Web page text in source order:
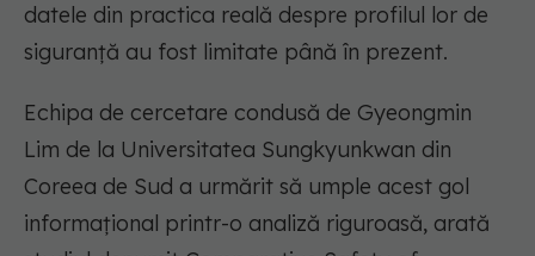
datele din practica reală despre profilul lor de
siguranță au fost limitate până în prezent.
Echipa de cercetare condusă de Gyeongmin
Lim de la Universitatea Sungkyunkwan din
Coreea de Sud a urmărit să umple acest gol
informațional printr-o analiză riguroasă, arată